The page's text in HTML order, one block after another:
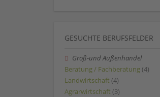
GESUCHTE BERUFSFELDER
Groß-und Außenhandel
Beratung / Fachberatung (4)
Landwirtschaft (4)
Agrarwirtschaft (3)